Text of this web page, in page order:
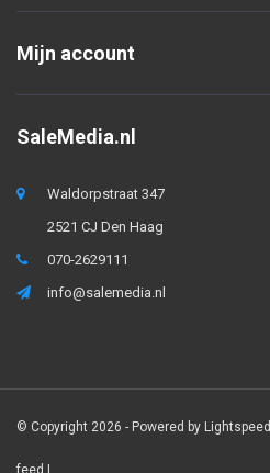
Mijn account
SaleMedia.nl
Waldorpstraat 347
2521 CJ Den Haag
070-2629111
info@salemedia.nl
© Copyright 2026 - Powered by Lightspeed
feed |